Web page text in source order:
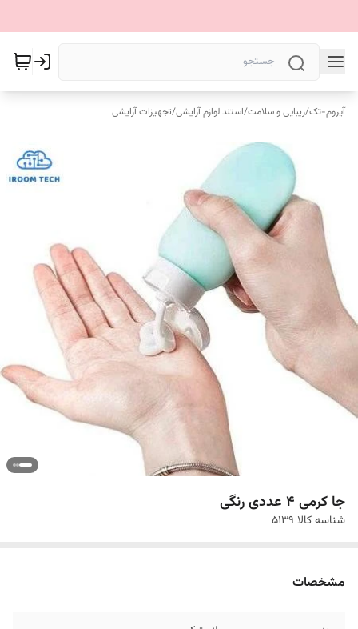
آیروم-تک/زیبایی و سلامت/استند لوازم آرایشی/تجهیزات آرایشی
جا کرمی 4 عددی رنگی
شناسه کالا 5139
مشخصات